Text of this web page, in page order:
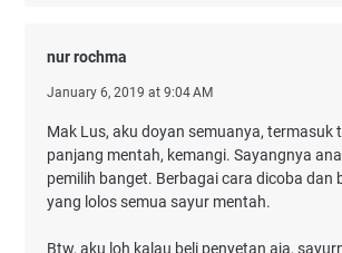
nur rochma
January 6, 2019 at 9:04 AM
Mak Lus, aku doyan semuanya, termasuk
panjang mentah, kemangi. Sayangnya
pemilih banget. Berbagai cara dicoba dan
yang lolos semua sayur mentah.
Btw, aku loh kalau beli penyetan aja,